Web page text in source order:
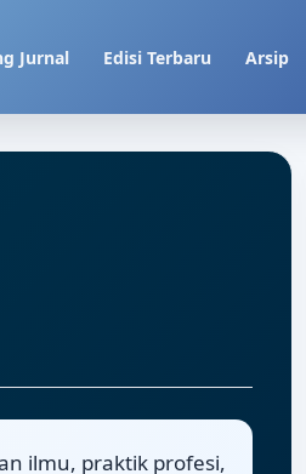
Jurnal Edisi Terbaru Arsip
ilmu, praktik profesi,